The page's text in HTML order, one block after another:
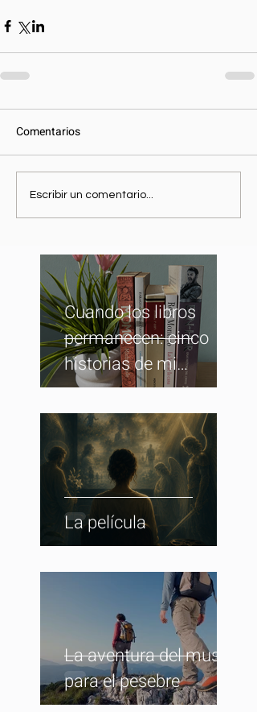
Comentarios
Escribir un comentario...
Cuando los libros
permanecen: cinco
historias de mi
biblioteca
La película
La aventura del musgo
para el pesebre